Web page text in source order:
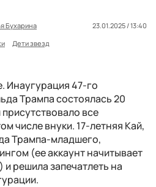
Бухарина
23.01.2025 / 13:40
Дети звезд
Инаугурация 47-го
Трампа состоялась 20
все
числе внуки. 17-летняя Кай,
Трампа-младшего,
(ее аккаунт начитывает
решила запечатлеть на